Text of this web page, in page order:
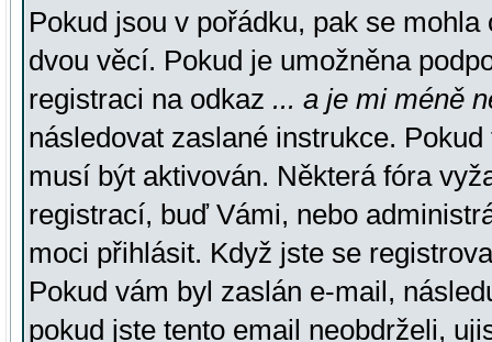
Pokud jsou v pořádku, pak se
dvou věcí. Pokud je umožněna
registraci na odkaz ... a je mi méně
následovat zaslané instrukce.
musí být aktivován. Některá fóra
registrací, buď Vámi, nebo
moci přihlásit. Když jste se
Pokud vám byl zaslán e-mail,
pokud jste tento email neobdrželi,